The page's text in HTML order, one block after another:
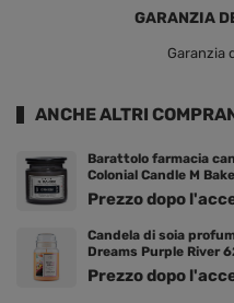
GARANZIA
Garanzia
ANCHE ALTRI
Barattolo farmacia
Colonial Candle M
Prezzo dopo
Candela di soia
Dreams Purple River
Prezzo dopo